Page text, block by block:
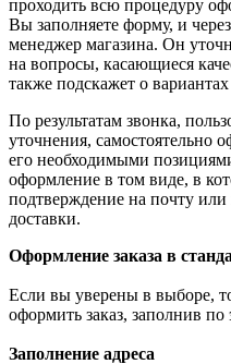
проходить всю процедуру
Вы заполняете форму, и
менеджер магазина. Он
на вопросы, касающиеся
также подскажет о
По результатам звонка,
уточнения, самостоятельно
его необходимыми
оформление в том виде, в
подтверждение на почту
доставки.
Оформление заказа в
Если вы уверены в выборе,
оформить заказ, заполнив
Заполнение адреса